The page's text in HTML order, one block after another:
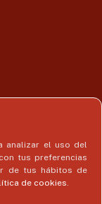
analizar el uso del
tus preferencias
de tus hábitos de
de cookies.